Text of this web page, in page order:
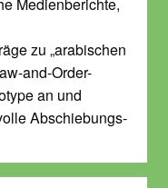
zu „arabischen
and-Order-
an und
Abschiebungs-